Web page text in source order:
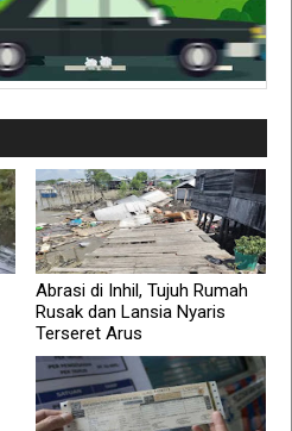
Abrasi di Inhil, Tujuh Rumah
Rusak dan Lansia Nyaris
Terseret Arus